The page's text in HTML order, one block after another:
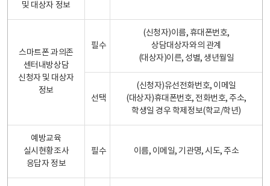
및 대상자 정보
스마트폰 과의존
센터내방상담
신청자 및 대상자
정보
필수
(신청자)이름, 휴대폰번호,
상담대상자와의 관계
(대상자)이른, 성별, 생년월일
선택
(신청자)유선전화번호, 이메일
(대상자)휴대폰번호, 전화번호, 주소,
학생일 경우 학제정보(학교/학년)
예방교육
실시현황조사
응답자 정보
필수 이름, 이메일, 기관명, 시도, 주소